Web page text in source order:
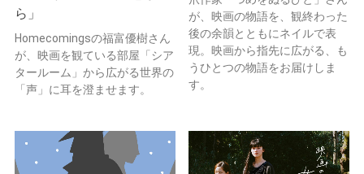
ら」
Homecomingsの福富優樹さん
が、映画を観ている部屋「シア
タールーム」から広がる世界の
「声」に耳を澄ませます。
が、映画の物語を、観終わった
後の余韻とともにネイルで表
現。映画から指先に広がる、も
うひとつの物語をお届けしま
す。